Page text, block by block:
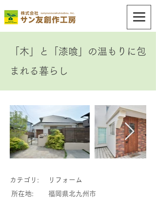
「木」と「漆喰」の温もりに包
まれる暮らし
カテゴリ:
リフォーム
所在地:
福岡県北九州市